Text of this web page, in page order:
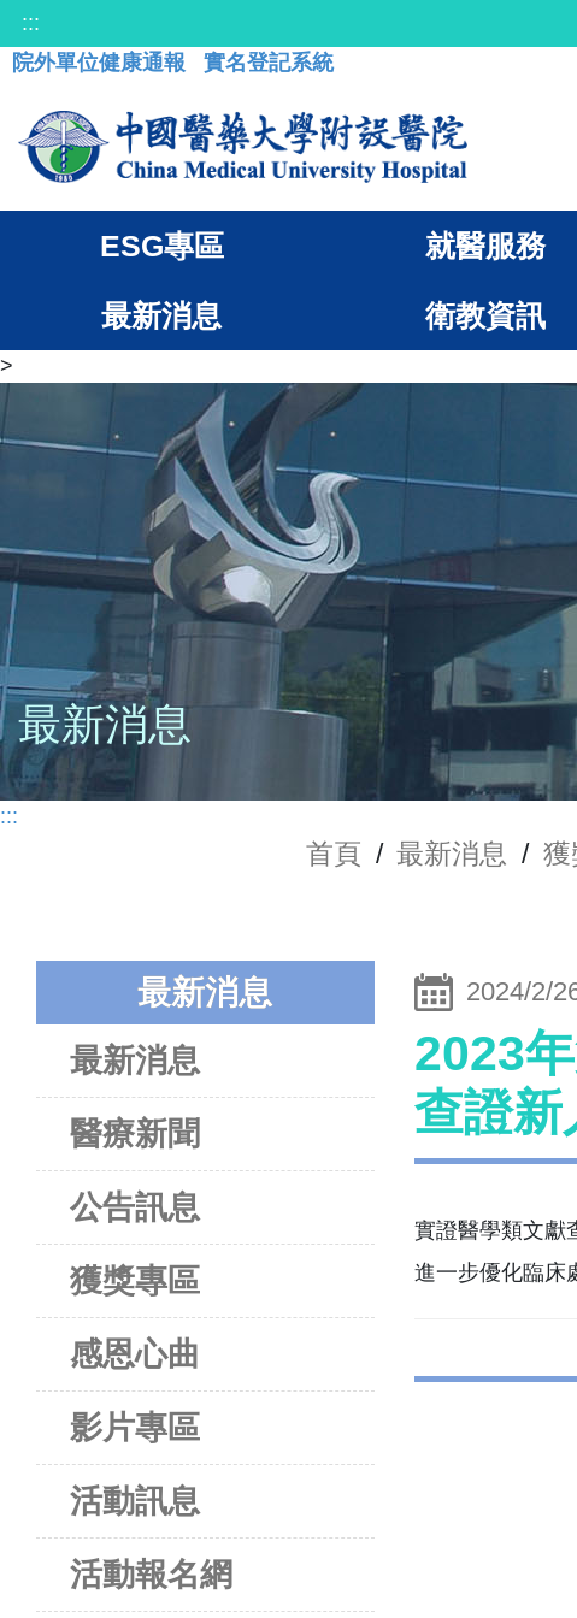
:::
院外單位健康通報
實名登記系統
ESG專區 就醫服務
最新消息 衛教資訊
>
最新消息
:::
首頁 / 最新消息 / 獲
最新消息
最新消息
醫療新聞
公告訊息
獲獎專區
感恩心曲
影片專區
活動訊息
活動報名網
2024/2/
2023
查證新
實證醫學類文獻
進一步優化臨床